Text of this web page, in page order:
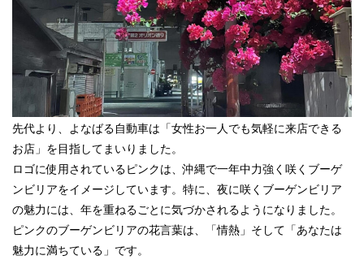
先代より、よなばる自動車は「女性お一人でも気軽に来店できる
お店」を目指してまいりました。
ロゴに使用されているピンクは、沖縄で一年中力強く咲くブーゲ
ンビリアをイメージしています。特に、夜に咲くブーゲンビリア
の魅力には、年を重ねるごとに気づかされるようになりました。
ピンクのブーゲンビリアの花言葉は、「情熱」そして「あなたは
魅力に満ちている」です。